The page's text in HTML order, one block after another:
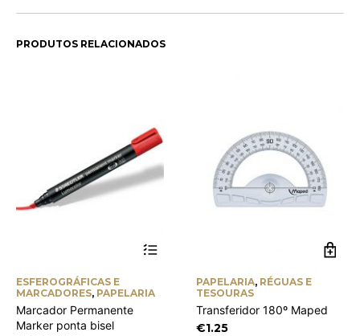
PRODUTOS RELACIONADOS
has
ESFEROGRÁFICAS E
MARCADORES, PAPELARIA
Marcador Permanente
Marker ponta bisel
PAPELARIA, RÉGUAS E
TESOURAS
Transferidor 180º Maped
€1.25